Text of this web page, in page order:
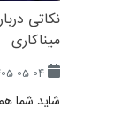
نکاتی
میناکاری
05-04
شاید شما